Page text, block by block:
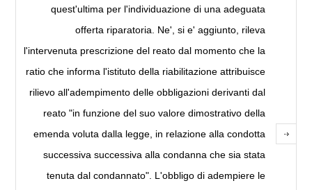
quest'ultima per l'individuazione di una adeguata
offerta riparatoria. Ne', si e' aggiunto, rileva
l'intervenuta prescrizione del reato dal momento che la
ratio che informa l'istituto della riabilitazione attribuisce
rilievo all'adempimento delle obbligazioni derivanti dal
reato "in funzione del suo valore dimostrativo della
emenda voluta dalla legge, in relazione alla condotta
successiva successiva alla condanna che sia stata
tenuta dal condannato". L'obbligo di adempiere le